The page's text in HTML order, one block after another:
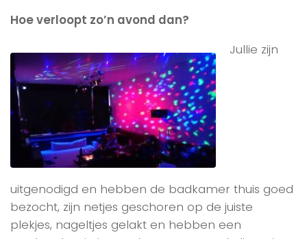
Hoe verloopt zo’n avond dan?
Jullie zijn
uitgenodigd en hebben de badkamer thuis goed
bezocht, zijn netjes geschoren op de juiste
plekjes, nageltjes gelakt en hebben een